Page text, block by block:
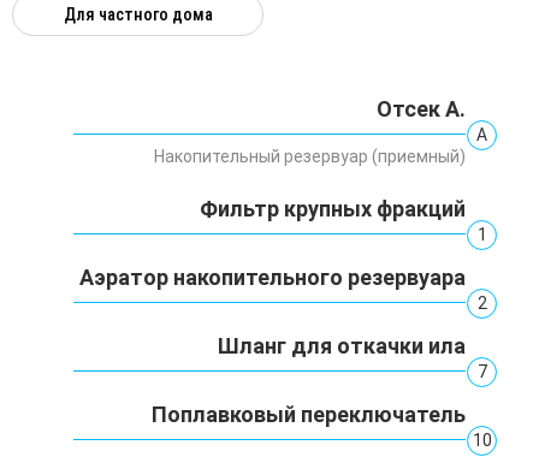
Для частного дома
Отсек А.
А
Накопительный резервуар (приемный)
Фильтр крупных фракций
1
Аэратор накопительного резервуара
2
Шланг для откачки ила
7
Поплавковый переключатель
10